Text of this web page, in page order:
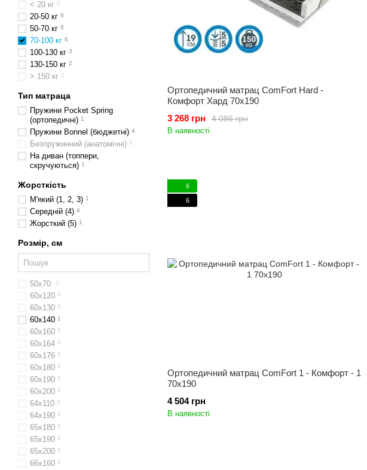
Ортопедичний матрац ComFort Hard -
Комфорт Хард 70x190
4 086 грн
3 268 грн
В наявності
6
6
Ортопедичний матрац ComFort 1 - Комфорт - 1
70x190
4 504 грн
В наявності
< 20 кг 0
20-50 кг 6
50-70 кг 6
70-100 кг 6
100-130 кг 3
130-150 кг 2
> 150 кг 0
Тип матраца
Пружини Pocket Spring
(ортопедичні) 1
Пружини Bonnel (бюджетні) 4
Безпружинний (анатомічні) 0
На диван (топпери,
скручуються) 1
Жорсткість
М'який (1, 2, 3) 1
Середній (4) 4
Жорсткий (5) 1
Розмір, см
50х70 0
60x120 0
60х130 0
60x140 1
60х160 0
60x164 0
60х176 0
60х180 0
60х190 0
60х200 0
64х110 0
64x190 0
65x180 0
65х190 0
65х200 0
66x160 0